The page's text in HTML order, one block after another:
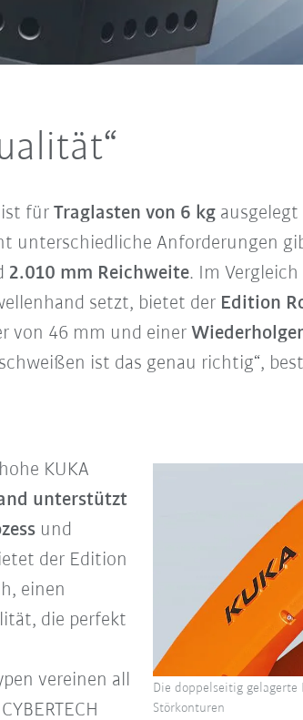
ist für Traglasten von 6 kg
unterschiedliche Anforderungen
2.010 mm Reichweite. Im
setzt, bietet der Edition
von 46 mm und einer
ist das genau richtig“,
KUKA
unterstützt
und
der Edition
einen
die perfekt
vereinen all
Die doppelseitig
Störkonturen